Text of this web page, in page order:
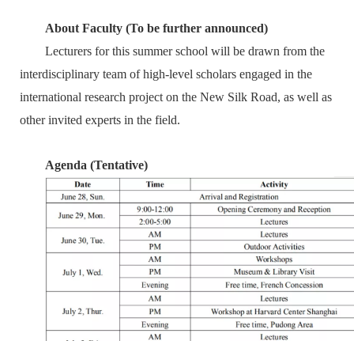
About Faculty (To be further announced)
Lecturers for this summer school will be drawn from the
interdisciplinary team of high-level scholars engaged in the
international research project on the New Silk Road, as well as
other invited experts in the field.
Agenda (Tentative)